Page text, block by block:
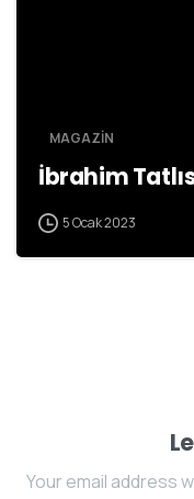
MAGAZİN
İbrahim
5 Ocak 2023
Your email address